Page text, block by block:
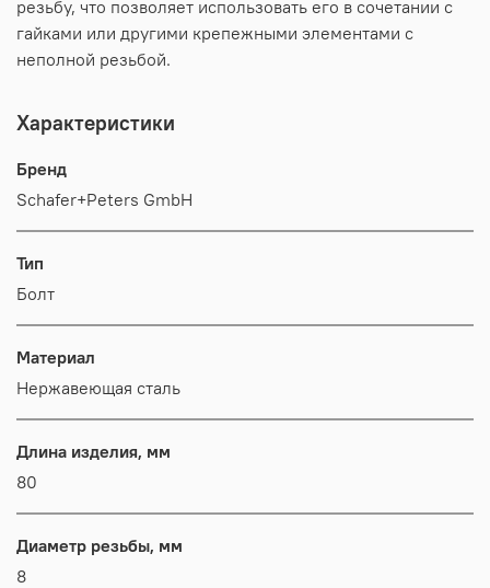
резьбу, что позволяет использовать его в сочетании с
гайками или другими крепежными элементами с
неполной резьбой.
Характеристики
Бренд
Schafer+Peters GmbH
Тип
Болт
Материал
Нержавеющая сталь
Длина изделия, мм
80
Диаметр резьбы, мм
8